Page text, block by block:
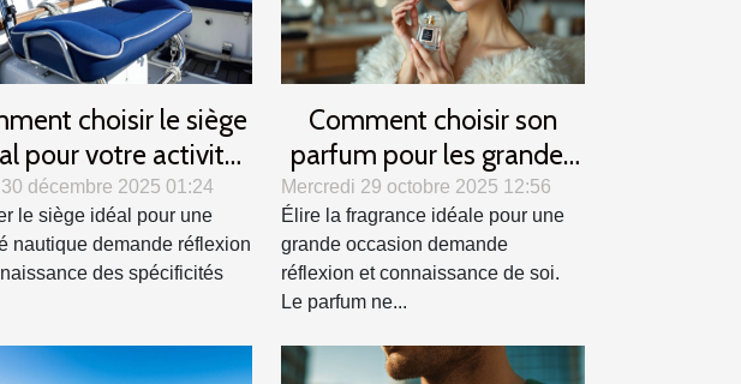
choisir le siège
pour votre activité
nautique ?
décembre 2025 01:24
le siège idéal pour une
nautique demande réflexion
des spécificités
Comment choisir son
parfum pour les grandes
occasions ?
Mercredi 29 octobre 2025 12:56
Élire la fragrance idéale pour une
grande occasion demande
réflexion et connaissance de soi.
Le parfum ne...